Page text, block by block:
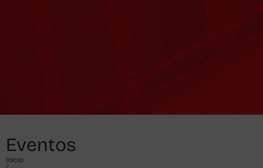
Eventos
Início